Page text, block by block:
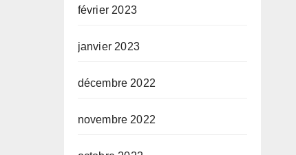
février 2023
janvier 2023
décembre 2022
novembre 2022